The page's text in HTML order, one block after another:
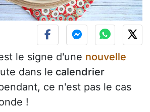
le signe d'une nouvelle
dans le calendrier
ce n'est pas le cas
!